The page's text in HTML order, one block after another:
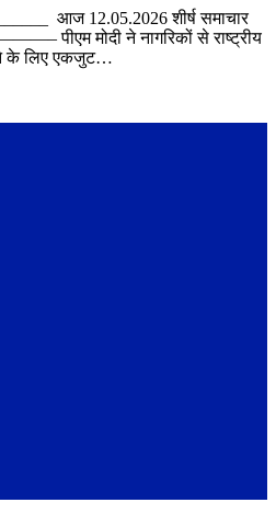
आज 12.05.2026 शीर्ष समाचार
मोदी ने नागरिकों से राष्ट्रीय
के लिए एकजुट…